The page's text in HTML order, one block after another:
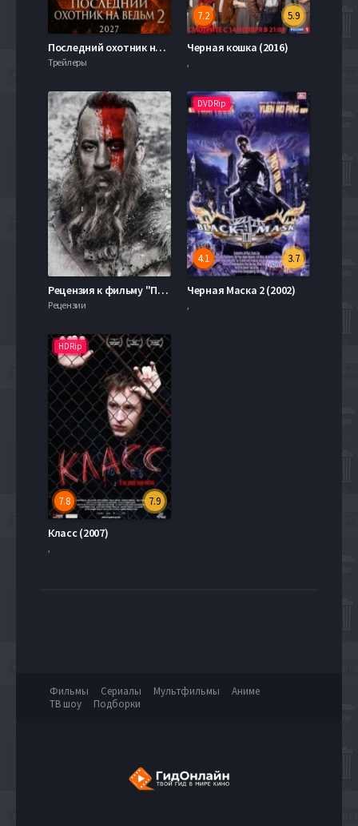
Последний охотник на ведьм 2 (2027)
Трейлеры
5.9
7.2
Черная кошка (2016)
Рецензия к фильму "Последний охотник на ведьм" 2015
Рецензии
DVDRip
3.7
4.1
Черная Маска 2 (2002)
HDRip
7.9
7.8
Класс (2007)
Фильмы Сериалы Мультфильмы
Аниме
ТВ шоу
Подборки